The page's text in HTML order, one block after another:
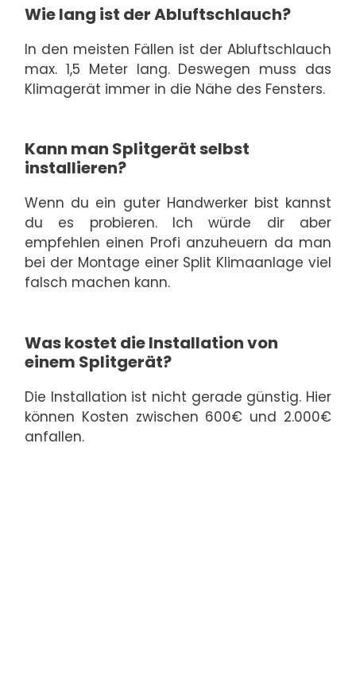
Wie lang ist der Abluftschlauch?
In den meisten Fällen ist der Abluftschlauch
max. 1,5 Meter lang. Deswegen muss das
Klimagerät immer in die Nähe des Fensters.
Kann man Splitgerät selbst
installieren?
Wenn du ein guter Handwerker bist kannst
du es probieren. Ich würde dir aber
empfehlen einen Profi anzuheuern da man
bei der Montage einer Split Klimaanlage viel
falsch machen kann.
Was kostet die Installation von
einem Splitgerät?
Die Installation ist nicht gerade günstig. Hier
können Kosten zwischen 600€ und 2.000€
anfallen.